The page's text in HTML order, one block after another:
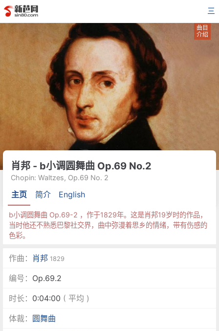
三
曲目
介绍
肖邦 - b小调圆舞曲 Op.69 No.2
Chopin: Waltzes, Op.69 No. 2
主页 简介 English
b小调圆舞曲 Op.69-2 ，作于1829年。这是肖邦19岁时的作品，
当时他还不熟悉巴黎社交界，曲中弥漫着思乡的情绪，带有伤感的
色彩。
作曲： 肖邦 1829
编号： Op.69.2
时长： 0:04:00 ( 平均 )
体裁： 圆舞曲